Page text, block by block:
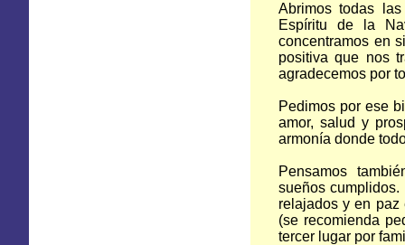
Abrimos todas
Espíritu de la
concentramos en
positiva que nos
agradecemos por
Pedimos por ese
amor, salud y
armonía donde
Pensamos
sueños
relajados y en paz
(se recomienda
tercer lugar por